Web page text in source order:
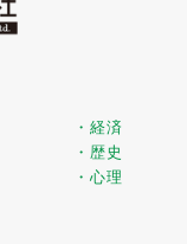
・経済
・歴史
・心理